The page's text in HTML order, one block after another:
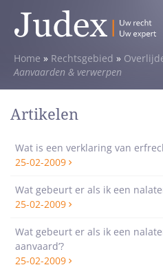
Home » Rechtsgebied »
Aanvaarden & verwerpen
Artikelen
Wat is een verklaring van
25-02-2009
Wat gebeurt er als ik een
25-02-2009
Wat gebeurt er als ik een
aanvaard’?
25-02-2009